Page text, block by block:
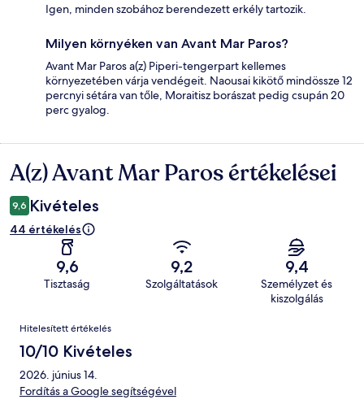
Igen, minden szobához berendezett erkély tartozik.
Milyen környéken van Avant Mar Paros?
Avant Mar Paros a(z) Piperi-tengerpart kellemes
környezetében várja vendégeit. Naousai kikötő mindössze 12
percnyi sétára van tőle, Moraitisz borászat pedig csupán 20
perc gyalog.
Értékelések
A(z) Avant Mar Paros értékelései
9,6 Kivételes
44 értékelés
9,6
Tisztaság
9,2
Szolgáltatások
9,4
Személyzet és
kiszolgálás
Értékelések
Hitelesített értékelés
10/10 Kivételes
2026. június 14.
Fordítás a Google segítségével